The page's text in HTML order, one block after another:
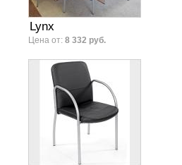
Lynx
Цена от: 8 332 руб.